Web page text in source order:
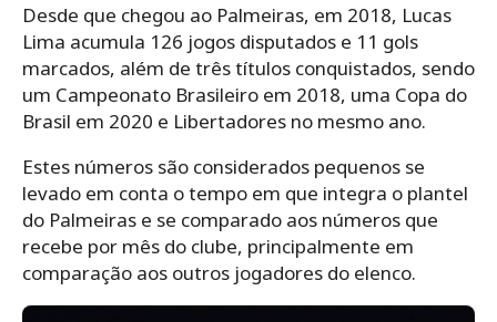
Desde que chegou ao Palmeiras, em 2018, Lucas
Lima acumula 126 jogos disputados e 11 gols
marcados, além de três títulos conquistados, sendo
um Campeonato Brasileiro em 2018, uma Copa do
Brasil em 2020 e Libertadores no mesmo ano.
Estes números são considerados pequenos se
levado em conta o tempo em que integra o plantel
do Palmeiras e se comparado aos números que
recebe por mês do clube, principalmente em
comparação aos outros jogadores do elenco.